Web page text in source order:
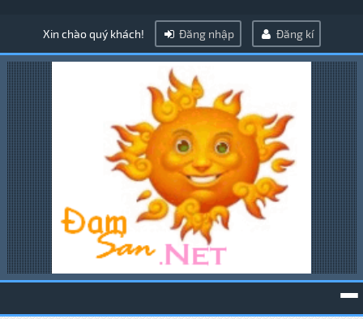
Xin chào quý khách! Đăng nhập Đăng kí